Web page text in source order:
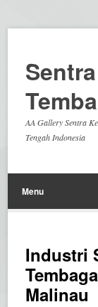
AA Gallery Sentra
Tengah Indonesia
Menu
Industri
Malinau